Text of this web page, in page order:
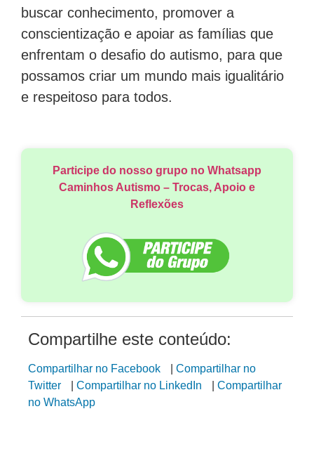
buscar conhecimento, promover a
conscientização e apoiar as famílias que
enfrentam o desafio do autismo, para que
possamos criar um mundo mais igualitário
e respeitoso para todos.
Participe do nosso grupo no Whatsapp
Caminhos Autismo – Trocas, Apoio e
Reflexões
Compartilhe este conteúdo:
Compartilhar no Facebook
Compartilhar no
Twitter
Compartilhar no LinkedIn
Compartilhar
no WhatsApp